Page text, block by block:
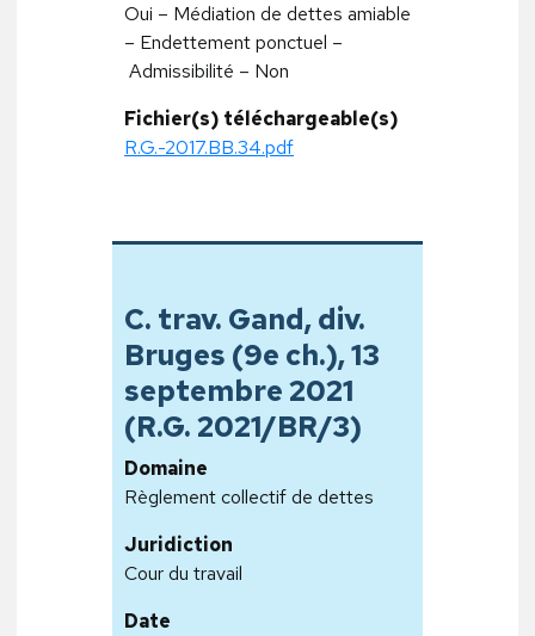
Oui – Médiation de dettes amiable
– Endettement ponctuel –
Admissibilité – Non
Fichier(s) téléchargeable(s)
R.G.-2017.BB.34.pdf
C. trav. Gand, div.
Bruges (9e ch.), 13
septembre 2021
(R.G. 2021/BR/3)
Domaine
Règlement collectif de dettes
Juridiction
Cour du travail
Date